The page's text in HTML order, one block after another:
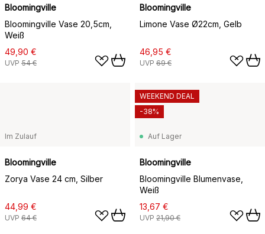
Bloomingville
Bloomingville Vase 20,5cm,
Weiß
49,90 €
UVP 54 €
Bloomingville
Limone Vase Ø22cm, Gelb
46,95 €
UVP 69 €
Im Zulauf
Bloomingville
Zorya Vase 24 cm, Silber
44,99 €
UVP 64 €
Auf Lager
Bloomingville
Bloomingville Blumenvase,
Weiß
13,67 €
UVP 21,90 €
WEEKEND DEAL
-38%